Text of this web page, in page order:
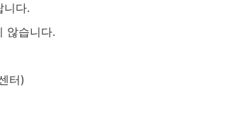
니다.
않습니다.
터)